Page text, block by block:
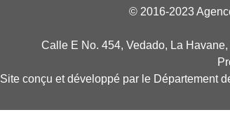
© 2016-2023
Calle E No. 454, Vedado, La
Site conçu et développé par le Département